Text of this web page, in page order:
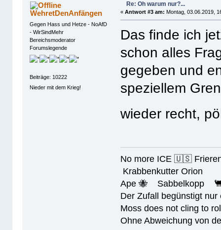
WehretDenAnfängen
Gegen Hass und Hetze - NoAfD
- WirSindMehr
Bereichsmoderator
Forumslegende
Beiträge: 10222
Nieder mit dem Krieg!
Re: Oh warum nur?...
«Antwort #3 am: Montag, 03.06.2019,
Das finde ich
schon alles
gegeben und
speziellem
wieder recht,
No more ICE 🇺🇸
Krabbenkutter Orion
Ape 🐝 Sabbelkopp
Der Zufall begünstigt
Moss does not cling to
Ohne Abweichung von